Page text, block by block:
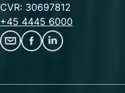
CVR: 30697812
+45 4445 6000